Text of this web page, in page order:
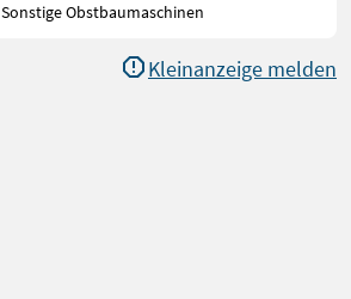
Sonstige Obstbaumaschinen
Kleinanzeige melden